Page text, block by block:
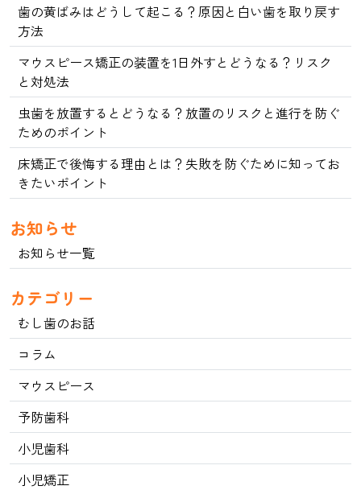
歯の黄ばみはどうして起こる？原因と白い歯を取り戻す
方法
マウスピース矯正の装置を1日外すとどうなる？リスク
と対処法
虫歯を放置するとどうなる？放置のリスクと進行を防ぐ
ためのポイント
床矯正で後悔する理由とは？失敗を防ぐために知ってお
きたいポイント
お知らせ
お知らせ一覧
カテゴリー
むし歯のお話
コラム
マウスピース
予防歯科
小児歯科
小児矯正